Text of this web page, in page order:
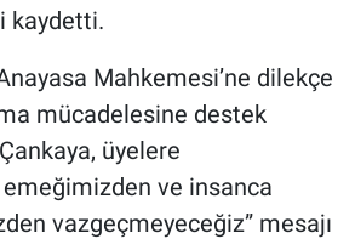
kaydetti.
Mahkemesi’ne dilekçe
mücadelesine destek
üyelere
emeğimizden ve insanca
vazgeçmeyeceğiz” mesajı